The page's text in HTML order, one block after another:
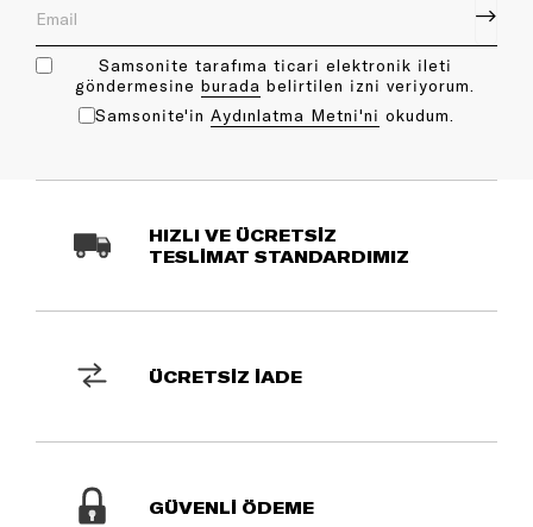
Samsonite tarafıma ticari elektronik ileti
göndermesine bu rada belirtilen izni veriyorum.
Samsonite'in Aydınlatma Metni'ni okudum.
HIZLI VE ÜCRETSİZ
TESLİMAT STANDARDIMIZ
ÜCRETSİZ İADE
GÜVENLİ ÖDEME